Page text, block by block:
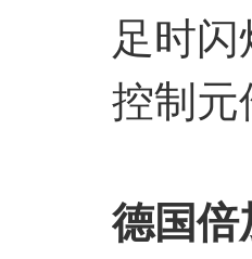
足时闪
控制元
德国倍